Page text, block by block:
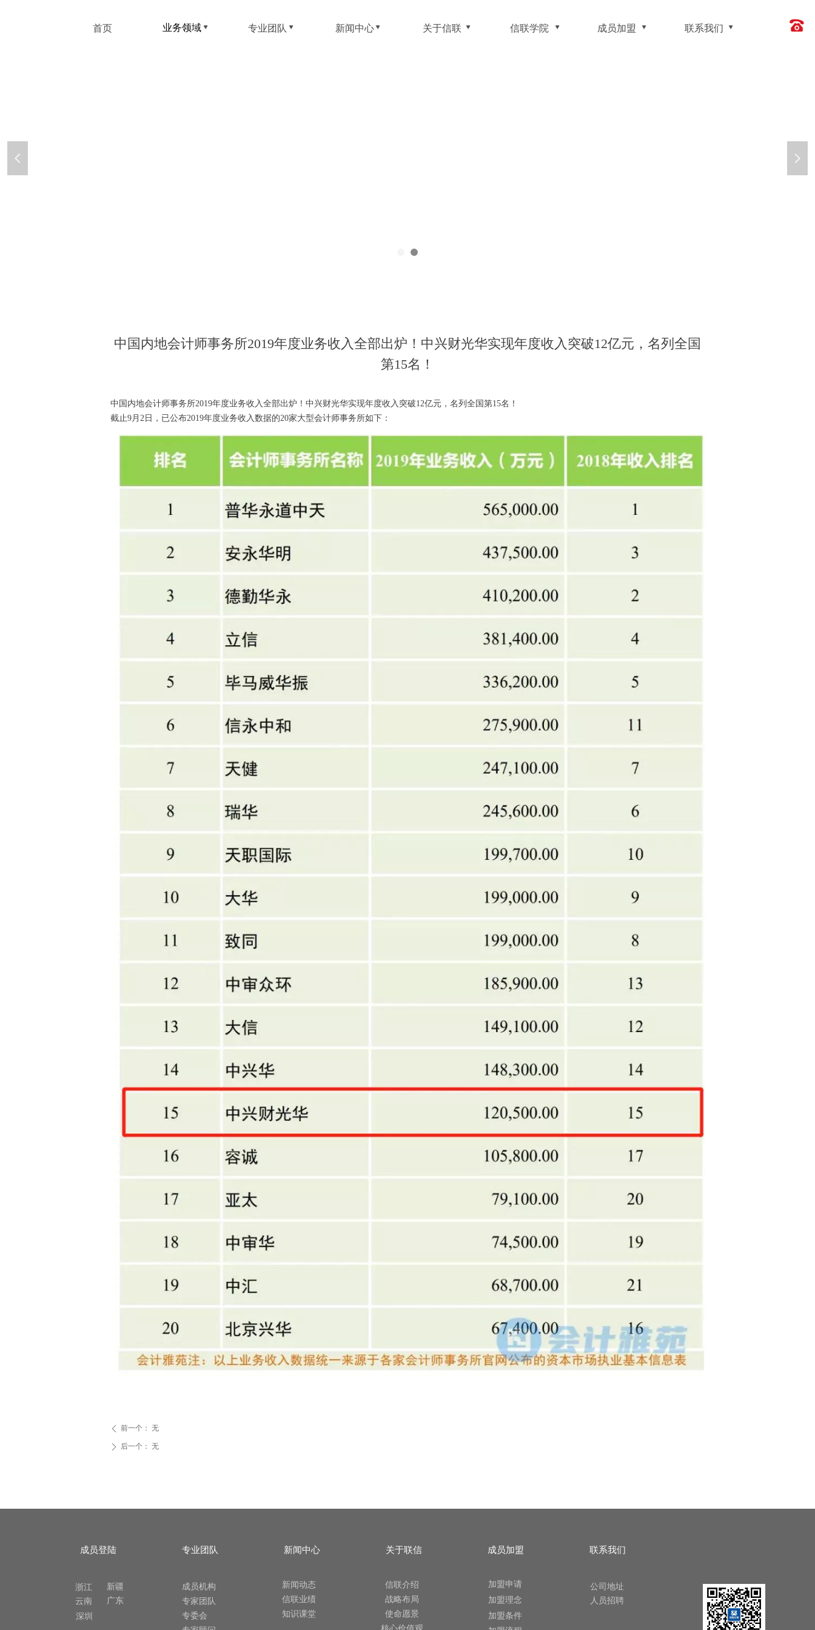
首页 业务领域 专业团队 新闻中心 关于信联 信联学院 成员加盟 联系我们
业务领域
넳 넲
中国内地会计师事务所2019年度业务收入全部出炉！中兴财光华实现年度收入突破12亿元，名列全国
第15名！
中国内地会计师事务所2019年度业务收入全部出炉！中兴财光华实现年度收入突破12亿元，名列全国第15名！
截止9月2日，已公布2019年度业务收入数据的20家大型会计师事务所如下：
ꄴ 前一个： 无
ꄲ 后一个： 无
成员登陆 专业团队 新闻中心 关于联信 成员加盟 联系我们
浙江 新疆
成员机构
专家团队
专委会
公司地址
人员招聘
新闻动态
信联业绩
知识课堂
信联介绍
战略布局
使命愿景
加盟申请
加盟理念
加盟条件
云南
广东
深圳